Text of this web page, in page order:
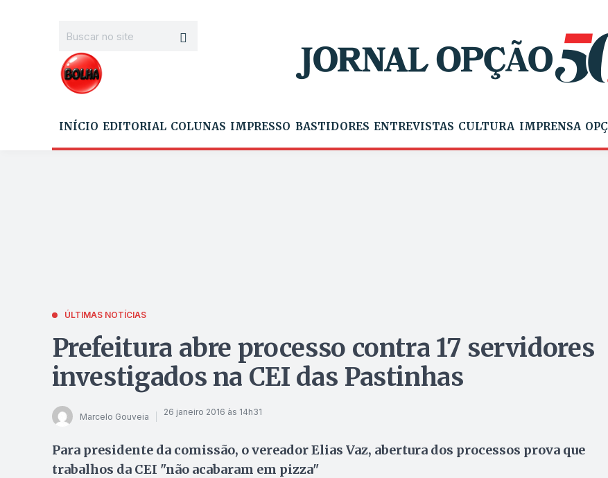
INÍCIO EDITORIAL COLUNAS IMPRESSO BASTIDORES ENTREVISTAS CULTURA IMPRENSA
ÚLTIMAS NOTÍCIAS
Prefeitura abre processo contra 17 servidores
investigados na CEI das Pastinhas
Marcelo Gouveia 26 janeiro 2016 às 14h31
Para presidente da comissão, o vereador Elias Vaz, abertura dos processos prova que
trabalhos da CEI "não acabaram em pizza"